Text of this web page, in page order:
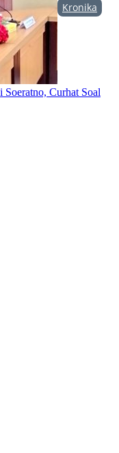
Kronika
Curhat Soal